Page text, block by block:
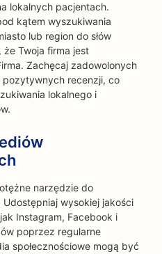
lokalnych pacjentach.
kątem wyszukiwania
lub region do słów
Twoja firma jest
Zachęcaj zadowolonych
recenzji, co
lokalnego i
narzędzie do
wysokiej jakości
Instagram, Facebook i
poprzez regularne
społecznościowe mogą być